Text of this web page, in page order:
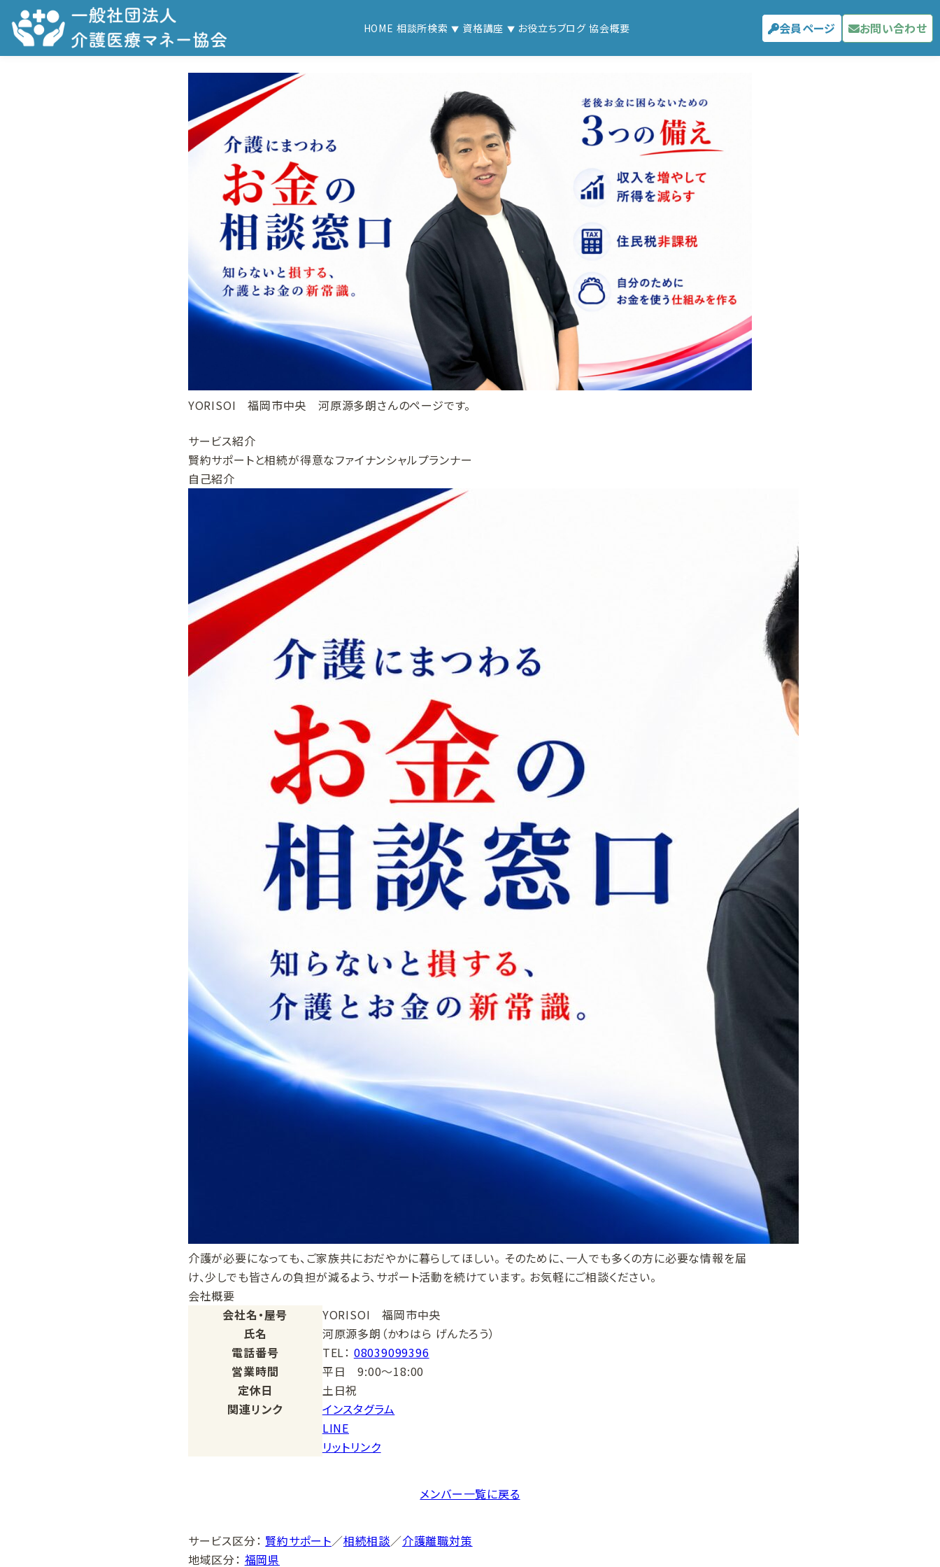
HOME 相談所検索 資格講座 お役立ちブログ 協会概要 会員ページ お問い合わせ
YORISOI 福岡市中央 河原源多朗さんのページです。
サービス紹介
賢約サポートと相続が得意なファイナンシャルプランナー
自己紹介
介護が必要になっても、ご家族共におだやかに暮らしてほしい。 そのために、一人でも多くの方に必要な情報を届
け、少しでも皆さんの負担が減るよう、サポート活動を続けています。 お気軽にご相談ください。
会社概要
会社名・屋号
YORISOI 福岡市中央
氏名
河原源多朗（かわはら げんたろう）
電話番号
TEL： 08039099396
営業時間
平日 9:00〜18:00
定休日
土日祝
関連リンク
インスタグラム
LINE
リットリンク
メンバー一覧に戻る
サービス区分： 賢約サポート／相続相談／介護離職対策
地域区分： 福岡県